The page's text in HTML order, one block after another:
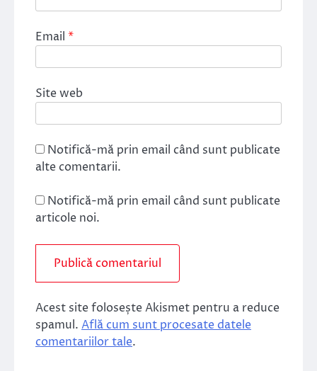
Email *
Site web
Notifică-mă prin email când sunt publicate
alte comentarii.
Notifică-mă prin email când sunt publicate
articole noi.
Acest site folosește Akismet pentru a reduce
spamul. Află cum sunt procesate datele
comentariilor tale.